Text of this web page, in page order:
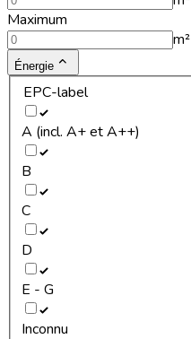
Maximum
m²
Énergie
EPC-label
A (incl. A+ et A++)
B
C
D
E - G
Inconnu